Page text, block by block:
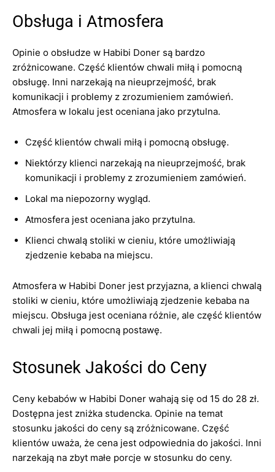
Obsługa i Atmosfera
Opinie o obsłudze w Habibi Doner są bardzo
zróżnicowane. Część klientów chwali miłą i pomocną
obsługę. Inni narzekają na nieuprzejmość, brak
komunikacji i problemy z zrozumieniem zamówień.
Atmosfera w lokalu jest oceniana jako przytulna.
Część klientów chwali miłą i pomocną obsługę.
Niektórzy klienci narzekają na nieuprzejmość, brak
komunikacji i problemy z zrozumieniem zamówień.
Lokal ma niepozorny wygląd.
Atmosfera jest oceniana jako przytulna.
Klienci chwalą stoliki w cieniu, które umożliwiają
zjedzenie kebaba na miejscu.
Atmosfera w Habibi Doner jest przyjazna, a klienci chwalą
stoliki w cieniu, które umożliwiają zjedzenie kebaba na
miejscu. Obsługa jest oceniana różnie, ale część klientów
chwali jej miłą i pomocną postawę.
Stosunek Jakości do Ceny
Ceny kebabów w Habibi Doner wahają się od 15 do 28 zł.
Dostępna jest zniżka studencka. Opinie na temat
stosunku jakości do ceny są zróżnicowane. Część
klientów uważa, że cena jest odpowiednia do jakości. Inni
narzekają na zbyt małe porcje w stosunku do ceny.